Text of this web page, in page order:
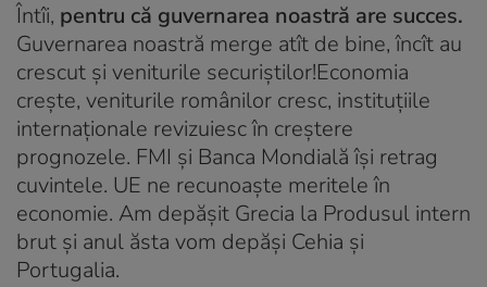
Întîi, pentru că guvernarea noastră are succes.
Guvernarea noastră merge atît de bine, încît au
crescut și veniturile securiștilor!Economia
crește, veniturile românilor cresc, instituțiile
internaționale revizuiesc în creștere
prognozele. FMI și Banca Mondială își retrag
cuvintele. UE ne recunoaște meritele în
economie. Am depășit Grecia la Produsul intern
brut și anul ăsta vom depăși Cehia și
Portugalia.